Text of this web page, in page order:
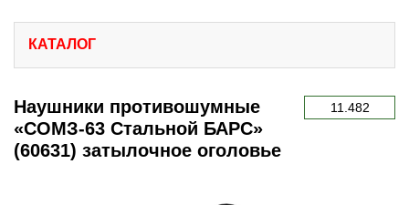
КАТАЛОГ
Наушники противошумные
«СОМЗ-63 Стальной БАРС»
(60631) затылочное оголовье
11.482